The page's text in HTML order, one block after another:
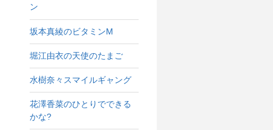
ン
坂本真綾のビタミンM
堀江由衣の天使のたまご
水樹奈々スマイルギャング
花澤香菜のひとりでできる
かな?